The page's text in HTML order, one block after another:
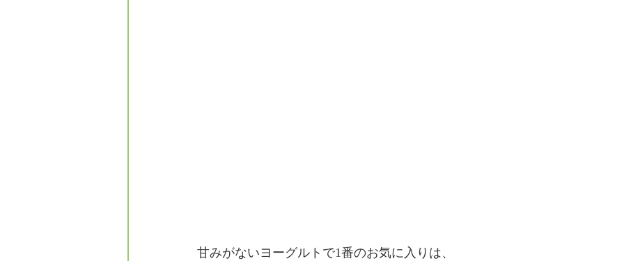
甘みがないヨーグルトで1番のお気に入りは、